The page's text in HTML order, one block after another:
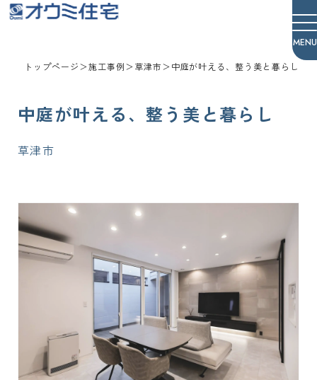
トップページ＞施工事例＞草津市＞中庭が叶える、整う美と暮らし
中庭が叶える、整う美と暮らし
草津市